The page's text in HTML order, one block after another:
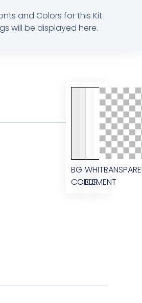
and Colors for this Kit.
will be displayed here.
BG
COLOR
WHITE
ELEMENT